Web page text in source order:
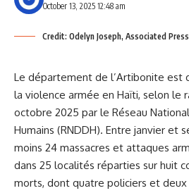
October 13, 2025 12:48 am
Credit: Odelyn Joseph, Associated Press
Le département de l’Artibonite est
la violence armée en Haïti, selon le
octobre 2025 par le Réseau
Humains (RNDDH). Entre janvier et
moins 24 massacres et attaques
dans 25 localités réparties sur huit
morts, dont quatre policiers et